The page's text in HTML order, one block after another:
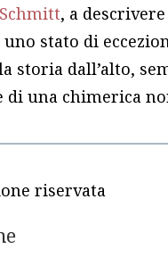
, a
stato di
storia dall’alto,
di una chimerica
riservata